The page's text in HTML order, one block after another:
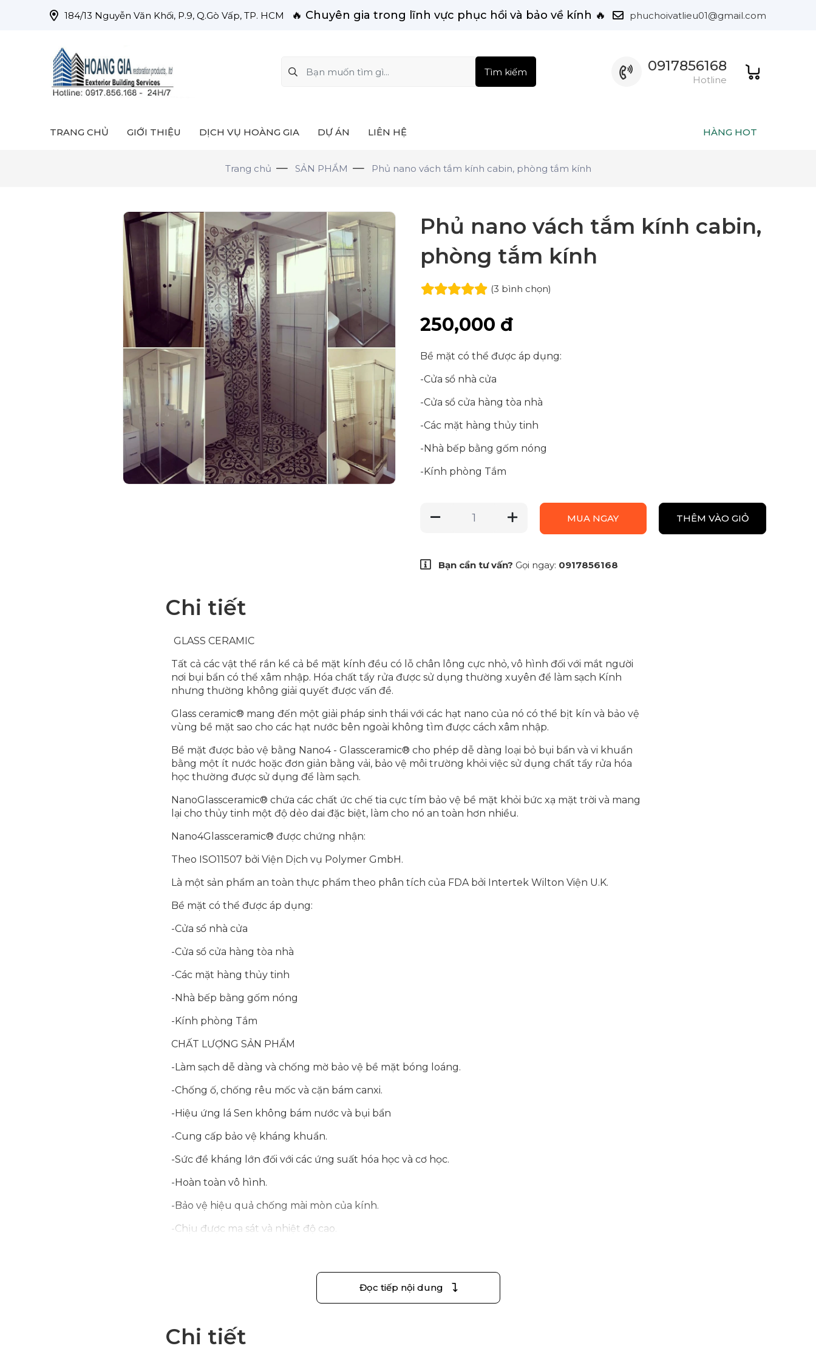
184/13 Nguyễn Văn Khối, P.9, Q.Gò Vấp, TP. HCM 🔥 Chuyên gia trong lĩnh vực phục hồi và bảo về kính 🔥 phuchoivatlieu01@gmail.com
Tìm kiếm 0917856168
Hotline
TRANG CHỦ GIỚI THIỆU DỊCH VỤ HOÀNG GIA DỰ ÁN LIÊN HỆ HÀNG HOT
Trang chủ SẢN PHẨM Phủ nano vách tắm kính cabin, phòng tắm kính
Phủ nano vách tắm kính cabin,
phòng tắm kính
(3 bình chọn)
250,000 đ
Bề mặt có thể được áp dụng:
-Cửa sổ nhà cửa
-Cửa sổ cửa hàng tòa nhà
-Các mặt hàng thủy tinh
-Nhà bếp bằng gốm nóng
-Kính phòng Tắm
MUA NGAY THÊM VÀO GIỎ
Bạn cần tư vấn? Gọi ngay: 0917856168
Chi tiết
GLASS CERAMIC
Tất cả các vật thể rắn kể cả bề mặt kính đều có lỗ chân lông cực nhỏ, vô hình đối với mắt người
nơi bụi bẩn có thể xâm nhập. Hóa chất tẩy rửa được sử dụng thường xuyên để làm sạch Kính
nhưng thường không giải quyết được vấn đề.
Glass ceramic® mang đến một giải pháp sinh thái với các hạt nano của nó có thể bịt kín và bảo vệ
vùng bề mặt sao cho các hạt nước bên ngoài không tìm được cách xâm nhập.
Bề mặt được bảo vệ bằng Nano4 - Glassceramic® cho phép dễ dàng loại bỏ bụi bẩn và vi khuẩn
bằng một ít nước hoặc đơn giản bằng vải, bảo vệ môi trường khỏi việc sử dụng chất tẩy rửa hóa
học thường được sử dụng để làm sạch.
NanoGlassceramic® chứa các chất ức chế tia cực tím bảo vệ bề mặt khỏi bức xạ mặt trời và mang
lại cho thủy tinh một độ dẻo dai đặc biệt, làm cho nó an toàn hơn nhiều.
Nano4Glassceramic® được chứng nhận:
Theo ISO11507 bởi Viện Dịch vụ Polymer GmbH.
Là một sản phẩm an toàn thực phẩm theo phân tích của FDA bởi Intertek Wilton Viện U.K.
Bề mặt có thể được áp dụng:
-Cửa sổ nhà cửa
-Cửa sổ cửa hàng tòa nhà
-Các mặt hàng thủy tinh
-Nhà bếp bằng gốm nóng
-Kính phòng Tắm
CHẤT LƯỢNG SẢN PHẨM
-Làm sạch dễ dàng và chống mờ bảo vệ bề mặt bóng loáng.
-Chống ố, chống rêu mốc và cặn bám canxi.
-Hiệu ứng lá Sen không bám nước và bụi bẩn
-Cung cấp bảo vệ kháng khuẩn.
-Sức đề kháng lớn đối với các ứng suất hóa học và cơ học.
-Hoàn toàn vô hình.
-Bảo vệ hiệu quả chống mài mòn của kính.
-Chịu được ma sát và nhiệt độ cao.
-Bảo vệ chống tia cực tím tia cực tím
-Tiết kiệm tiền bằng cách giảm việc sử dụng chất tẩy rửa hóa học đến 90%
Phủ NANO Vách Kính Nhà Tắm: giải pháp thông minh toàn diện
Đọc tiếp nội dung
Chi tiết